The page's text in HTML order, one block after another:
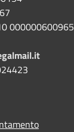
000000600965